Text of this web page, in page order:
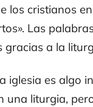
los cristianos
Las
gracias a la
es algo
una liturgia,